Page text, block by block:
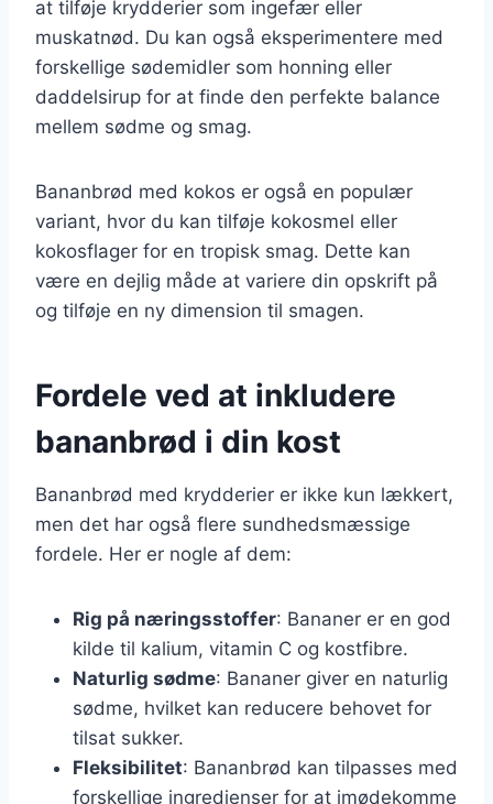
at tilføje krydderier som ingefær eller
muskatnød. Du kan også eksperimentere med
forskellige sødemidler som honning eller
daddelsirup for at finde den perfekte balance
mellem sødme og smag.
Bananbrød med kokos er også en populær
variant, hvor du kan tilføje kokosmel eller
kokosflager for en tropisk smag. Dette kan
være en dejlig måde at variere din opskrift på
og tilføje en ny dimension til smagen.
Fordele ved at inkludere
bananbrød i din kost
Bananbrød med krydderier er ikke kun lækkert,
men det har også flere sundhedsmæssige
fordele. Her er nogle af dem:
Rig på næringsstoffer: Bananer er en god
kilde til kalium, vitamin C og kostfibre.
Naturlig sødme: Bananer giver en naturlig
sødme, hvilket kan reducere behovet for
tilsat sukker.
Fleksibilitet: Bananbrød kan tilpasses med
forskellige ingredienser for at imødekomme